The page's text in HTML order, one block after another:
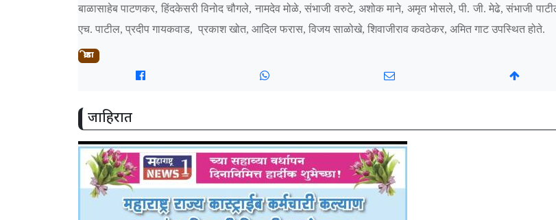
बाळासाहेब पाटणकर, हिंदकेसरी विनोद चौगले, नामदेव मोळे, संभाजी वरुटे, अशोक माने, अमृत भोसले, पी. जी. मेढे, संभाजी
एच. पाटील, प्रदीप गायकवाड, प्रकाश खोत, आदिल फरास, विजय साळोखे, शिवाजीराव कवठेकर, अमित गाट उपस्थित होते.
क्रीडा
जाहिरात